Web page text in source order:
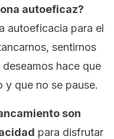
autoeficaz?
autoeficacia para el
sentirnos
hace que
y que no se pause.
son
para disfrutar